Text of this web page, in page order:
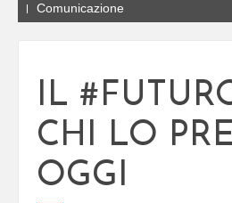
Comunicazione
IL
CHI LO
OGGI